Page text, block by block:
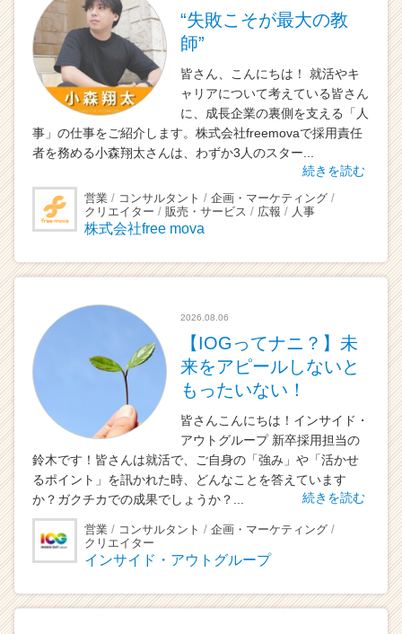
く
就
活
サ
イ
ア
キ
リ
ア
（C
e
C
a
r）
“失敗こそが最大の教
師”
皆さん、こんにちは！ 就活やキ
ャリアについて考えている皆さん
に、成長企業の裏側を支える「人
事」の仕事をご紹介します。株式会社freemovaで採用責任
者を務める小森翔太さんは、わずか3人のスター...
続きを読む
営業 コンサルタント
企画・マーケティング
クリエイター
販売・サービス 広報 人事
株式会社free mova
2026.08.06
【IOGってナニ？】未
来をアピールしないと
もったいない！
皆さんこんにちは！インサイド・
アウトグループ 新卒採用担当の
鈴木です！皆さんは就活で、ご自身の「強み」や「活かせ
るポイント」を訊かれた時、どんなことを答えています
か？ガクチカでの成果でしょうか？...
続きを読む
営業 コンサルタント
企画・マーケティング
クリエイター
インサイド・アウトグループ